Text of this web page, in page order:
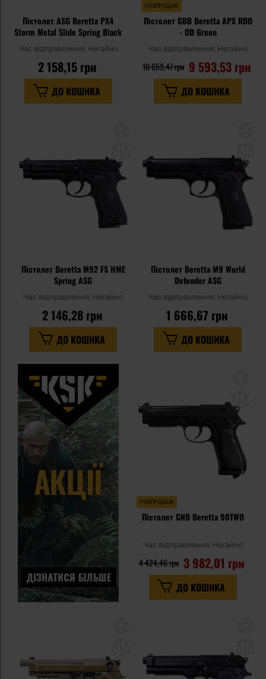
Пістолет ASG Beretta PX4
Storm Metal Slide Spring Black
Час відправлення: Негайно
2 158,15 грн
ДО КОШИКА
РОЗПРОДАЖ
Пістолет GBB Beretta APX RDO
- OD Green
Час відправлення: Негайно
9 593,53 грн
10 659,47 грн
ДО КОШИКА
списку
уподобань
Пістолет Beretta M92 FS HME
Spring ASG
Час відправлення: Негайно
2 146,28 грн
ДО КОШИКА
Пістолет Beretta M9 World
Defender ASG
Час відправлення: Негайно
1 666,67 грн
ДО КОШИКА
РОЗПРОДАЖ
Пістолет GNB Beretta 90TWO
Час відправлення: Негайно
3 982,01 грн
4 424,46 грн
ДО КОШИКА
списку
уподобань